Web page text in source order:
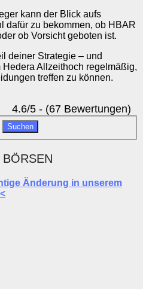
kann der Blick aufs
dafür zu bekommen, ob HBAR
ob Vorsicht geboten ist.
deiner Strategie – und
Allzeithoch regelmäßig,
treffen zu können.
4.6/5 - (67 Bewertungen)
Suchen
Änderung in unserem